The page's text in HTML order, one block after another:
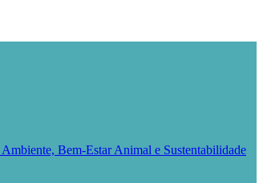
Ambiente, Bem-Estar Animal e Sustentabilidade